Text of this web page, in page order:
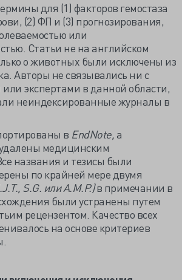
для (1) факторов гемостаза
(2) ФП и (3) прогнозирования,
или
Статьи не на английском
о животных были исключены из
Авторы не связывались ни с
экспертами в данной области,
неиндексированные журналы в
в EndNote,а
медицинским
названия и тезисы были
по крайней мере двумя
S.G. или A.M.P.)в примечании в
были устранены путем
рецензентом. Качество всех
на основе критериев